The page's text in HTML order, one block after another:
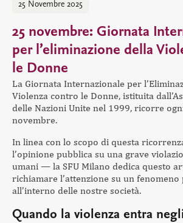
25 Novembre 2025
25 novembre: Giornata
per l’eliminazione della
le Donne
La Giornata Internazionale per
Violenza contro le Donne, istituita
delle Nazioni Unite nel 1999, ricorre
novembre.
In linea con lo scopo di questa
l’opinione pubblica su una grave
umani — la SFU Milano dedica questo
richiamare l’attenzione su un
all’interno delle nostre società.
Quando la violenza entra